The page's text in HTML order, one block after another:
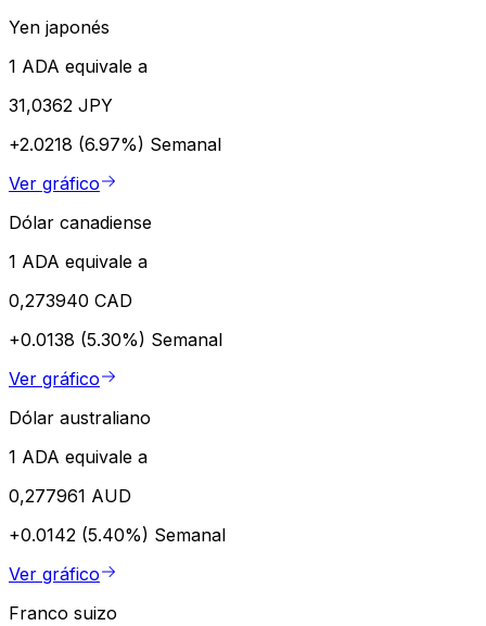
Yen japonés
1 ADA equivale a
31,0362 JPY
+2.0218 (6.97%) Semanal
Ver gráfico
Dólar canadiense
1 ADA equivale a
0,273940 CAD
+0.0138 (5.30%) Semanal
Ver gráfico
Dólar australiano
1 ADA equivale a
0,277961 AUD
+0.0142 (5.40%) Semanal
Ver gráfico
Franco suizo